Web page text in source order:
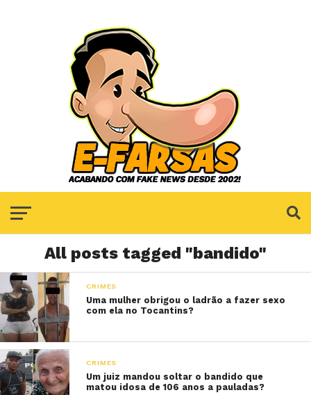
All posts tagged "bandido"
CRIMES
Uma mulher obrigou o ladrão a fazer sexo
com ela no Tocantins?
CRIMES
Um juiz mandou soltar o bandido que
matou idosa de 106 anos a pauladas?